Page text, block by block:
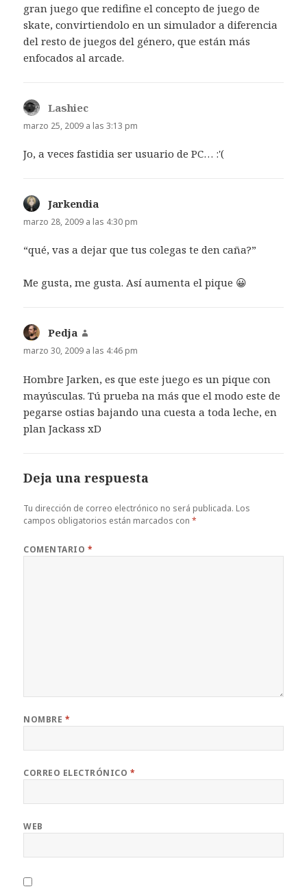
gran juego que redifine el concepto de juego de
skate, convirtiendolo en un simulador a diferencia
del resto de juegos del género, que están más
enfocados al arcade.
Lashiec
marzo 25, 2009 a las 3:13 pm
Jo, a veces fastidia ser usuario de PC… :'(
Jarkendia
marzo 28, 2009 a las 4:30 pm
“qué, vas a dejar que tus colegas te den caña?”
Me gusta, me gusta. Así aumenta el pique 😀
Pedja
marzo 30, 2009 a las 4:46 pm
Hombre Jarken, es que este juego es un pique con
mayúsculas. Tú prueba na más que el modo este de
pegarse ostias bajando una cuesta a toda leche, en
plan Jackass xD
Deja una respuesta
Tu dirección de correo electrónico no será publicada. Los
campos obligatorios están marcados con*
COMENTARIO *
NOMBRE *
CORREO ELECTRÓNICO *
WEB